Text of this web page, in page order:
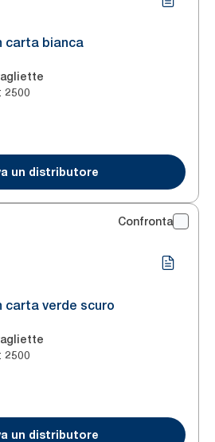
carta bianca
: 2500
un distributore
Confronta
carta verde scuro
: 2500
un distributore